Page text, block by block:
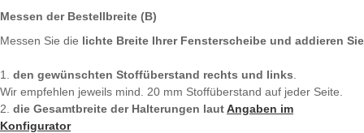
Messen der Bestellbreite (B)
Messen Sie die lichte Breite Ihrer Fensterscheibe und addieren Sie
1. den gewünschten Stoffüberstand rechts und links
Wir empfehlen jeweils mind. 20 mm Stoffüberstand auf jeder Seite.
2. die Gesamtbreite der Halterungen lautAngaben im
Konfigurator